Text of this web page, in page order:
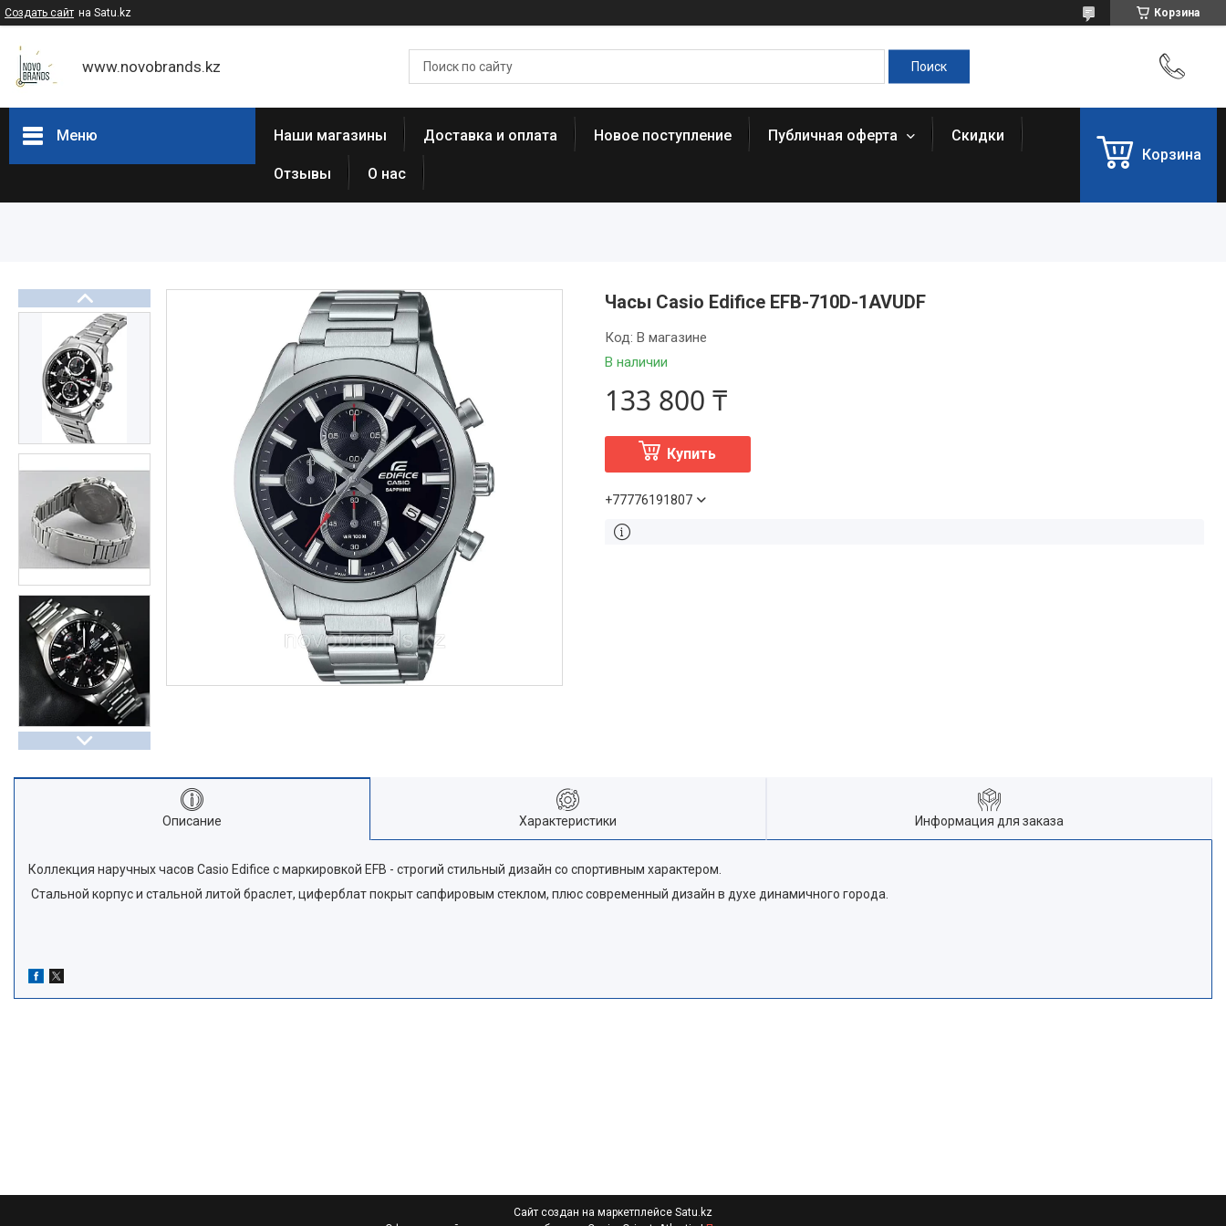
Создать сайт на Satu.kz Корзина
www.novobrands.kz
Меню
Часы Casio Pro Trek
Atlantic (Швейцария,est 1888)
Casio-Женские часы
Часы Casio Retro
Часы ORIENT
Часы Восток (Чистопольский
завод)
Часы Seiko
Casio спортивные часы
Будильники / настольные часы
Парные модели | СКИДКИ
Новости
Статьи
Наши магазины Доставка и оплата Новое поступление Публичная оферта Скидки
Отзывы О нас
Корзина
Часы Casio Edifice EFB-710D-1AVUDF
В наличии
Код: В магазине
133 800 ₸
Купить
+77776191807
Описание Характеристики Информация для заказа
Коллекция наручных часов Casio Edifice с маркировкой EFB - строгий стильный дизайн со спортивным характером.
Стальной корпус и стальной литой браслет, циферблат покрыт сапфировым стеклом, плюс современный дизайн в духе динамичного города.
Сайт создан на маркетплейсе Satu.kz